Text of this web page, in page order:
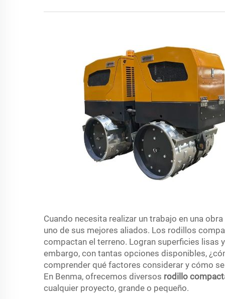
Cuando necesita realizar un trabajo en una
uno de sus mejores aliados. Los rodillos
compactan el terreno. Logran superficies lisas
embargo, con tantas opciones disponibles,
comprender qué factores considerar y cómo
En Benma, ofrecemos diversos rodillo
cualquier proyecto, grande o pequeño.